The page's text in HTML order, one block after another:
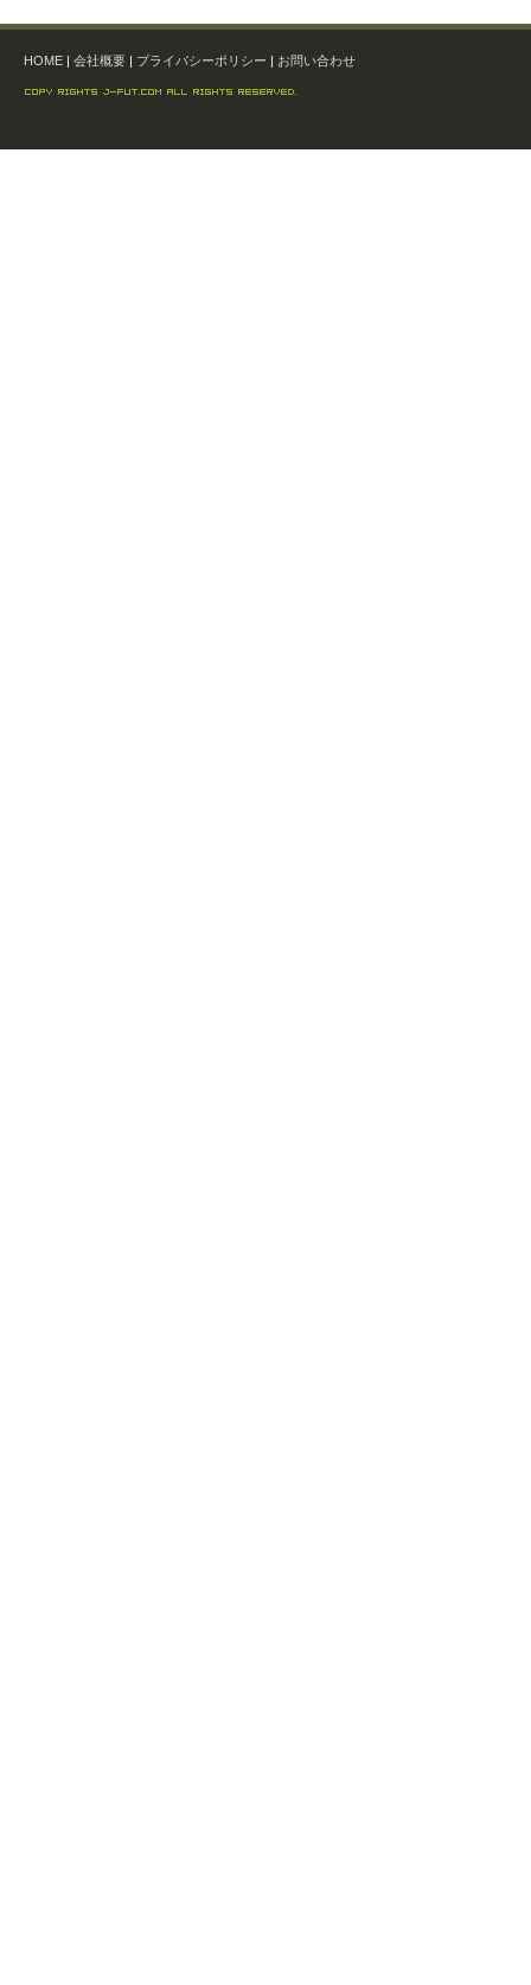
HOME | 会社概要 | プライバシーポリシー | お問い合わせ